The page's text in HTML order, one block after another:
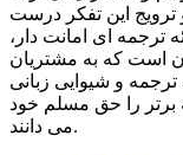
ترویج این تفکر درست
ترجمه ای امانت دار،
است که به مشتریان
و شیوایی زبانی
برتر را حق مسلم خود
می دانند.